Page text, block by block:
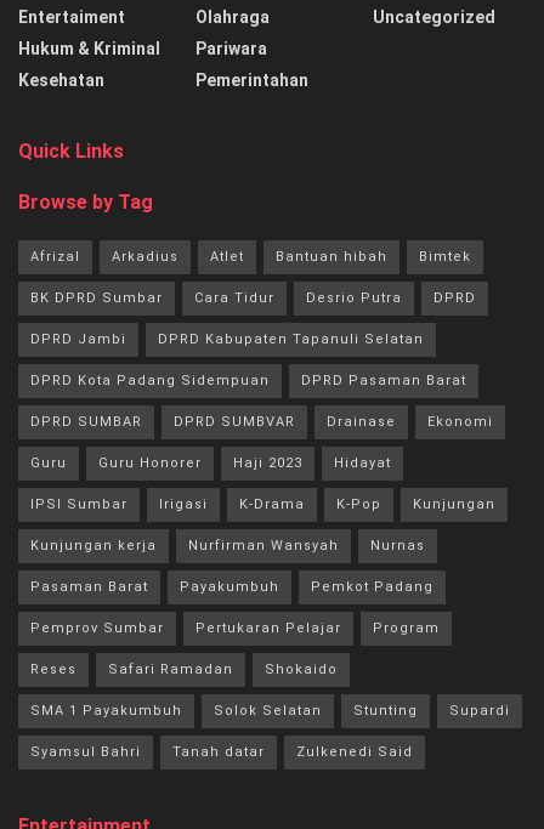
Entertaiment
Hukum & Kriminal
Kesehatan
Olahraga
Pariwara
Pemerintahan
Uncategorized
Quick Links
Browse by Tag
Afrizal Arkadius Atlet Bantuan hibah Bimtek
BK DPRD Sumbar Cara Tidur Desrio Putra DPRD
DPRD Jambi DPRD Kabupaten Tapanuli Selatan
DPRD Kota Padang Sidempuan DPRD Pasaman Barat
DPRD SUMBAR DPRD SUMBVAR Drainase Ekonomi
Guru Guru Honorer Haji 2023 Hidayat
IPSI Sumbar Irigasi K-Drama K-Pop Kunjungan
Kunjungan kerja Nurfirman Wansyah Nurnas
Pasaman Barat Payakumbuh Pemkot Padang
Pemprov Sumbar Pertukaran Pelajar Program
Reses Safari Ramadan Shokaido
SMA 1 Payakumbuh Solok Selatan Stunting Supardi
Syamsul Bahri Tanah datar Zulkenedi Said